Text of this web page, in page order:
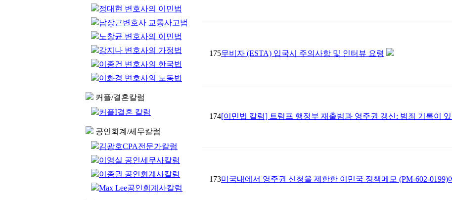
정대현 변호사의 이민법
남장근변호사 교통사고법
노창균 변호사의 이민법
강지나 변호사의 가정법
이종건 변호사의 한국법
이화경 변호사의 노동법
커플/결혼칼럼
커플I결혼 칼럼
공인회계/세무칼럼
김광호CPA전문가칼럼
이영실 공인세무사칼럼
이종권 공인회계사칼럼
Max Lee공인회계사칼럼
175무비자 (ESTA) 입국시 주의사항 및 인터뷰 요령
174[이민법 칼럼] 트럼프 행정부 재출범과 영주권 갱신: 범죄 기록이
173미국내에서 영주권 신청을 제한한 이민국 정책메모 (PM-602-0199)